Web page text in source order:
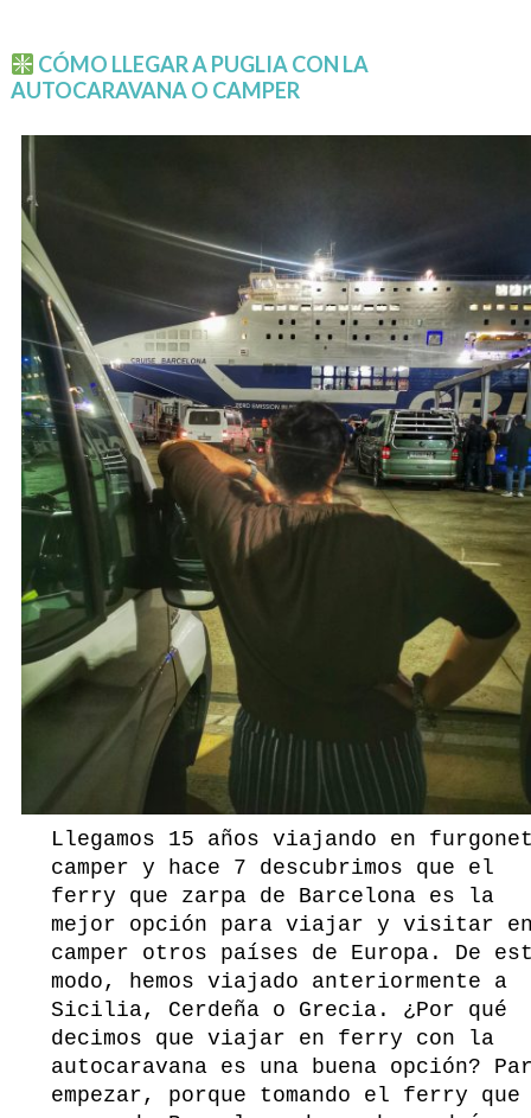
CÓMO LLEGAR A PUGLIA CON LA
AUTOCARAVANA O CAMPER
Llegamos 15 años viajando en
camper y hace 7 descubrimos que el
ferry que zarpa de Barcelona es la
mejor opción para viajar y visitar
camper otros países de Europa. De
modo, hemos viajado anteriormente a
Sicilia, Cerdeña o Grecia. ¿Por qué
decimos que viajar en ferry con la
autocaravana es una buena opción?
empezar, porque tomando el ferry que